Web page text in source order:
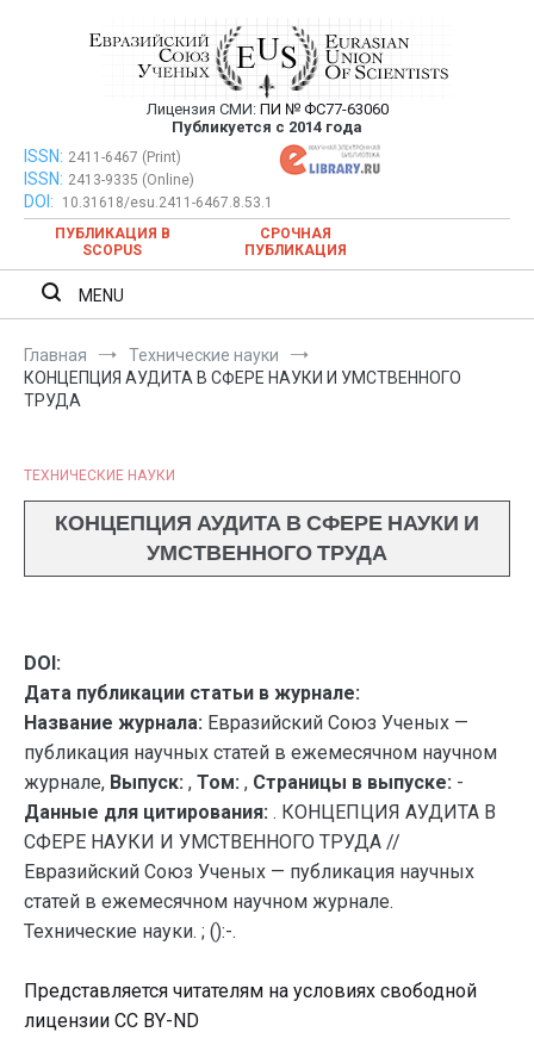
Евразийский Союз Ученых —
публикация научных статей в
ежемесячном научном журнале
Лицензия СМИ: ПИ № ФС77-63060
Публикуется с 2014 года
Евразийский Союз Ученых — публикация научных статей в
ежемесячном научном журнале
ISSN: 2411-6467 (Print)
ISSN: 2413-9335 (Online)
DOI:
10.31618/esu.2411-6467.8.53.1
ПУБЛИКАЦИЯ В
SCOPUS
СРОЧНАЯ
ПУБЛИКАЦИЯ
MENU
Главная
Технические науки
КОНЦЕПЦИЯ АУДИТА В СФЕРЕ НАУКИ И УМСТВЕННОГО
ТРУДА
ТЕХНИЧЕСКИЕ НАУКИ
КОНЦЕПЦИЯ АУДИТА В СФЕРЕ НАУКИ И
УМСТВЕННОГО ТРУДА
DOI:
Дата публикации статьи в журнале:
Название журнала: Евразийский Союз Ученых —
публикация научных статей в ежемесячном научном
журнале, Выпуск: , Том: , Страницы в выпуске: -
Данные для цитирования: . КОНЦЕПЦИЯ АУДИТА В
СФЕРЕ НАУКИ И УМСТВЕННОГО ТРУДА //
Евразийский Союз Ученых — публикация научных
статей в ежемесячном научном журнале.
Технические науки. ; ():-.
Представляется читателям на условиях свободной
лицензии CC BY-ND